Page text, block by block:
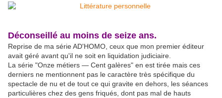
Déconseillé au moins de seize ans.
Reprise de ma série AD'HOMO, ceux que mon premier éditeur
avait géré avant qu'il ne soit en liquidation judiciaire.
La série "Onze métiers — Cent galères" en est tirée mais ces
derniers ne mentionnent pas le caractère très spécifique du
spectacle de nu et de tout ce qui gravite en dehors, les séances
particulières chez des gens friqués, dont pas mal de hauts